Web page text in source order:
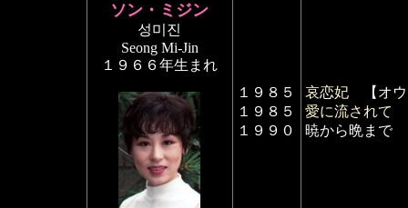
ソン・ミジン
성미진
Seong Mi-Jin
１９６６年生まれ
１９８５
１９８５
１９９０
哀恋妃 【オ
愛に流されて
暁から晩まで